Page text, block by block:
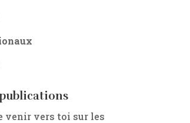
venir vers toi sur les